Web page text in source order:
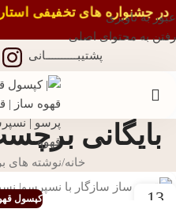
عبور به ناوبری
رفتن به محتوای اصلی
در جشنواره های تخفیفی
پشتیبــــــــــانی
بایگانی
خانه نوشته های
13 کپسول